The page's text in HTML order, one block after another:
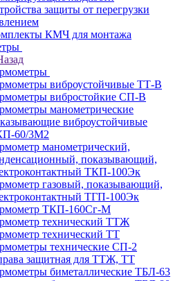
защиты от перегрузки
КМЧ для монтажа
виброустойчивые ТТ-В
вибростойкие СП-В
манометрические
виброустойчивые
60/3М2
манометрический,
показывающий,
ТКП-100Эк
газовый, показывающий,
ТГП-100Эк
ТКП-160Сг-М
технический ТТЖ
технический ТТ
технические СП-2
защитная для ТТЖ, ТТ
биметаллические ТБЛ-63